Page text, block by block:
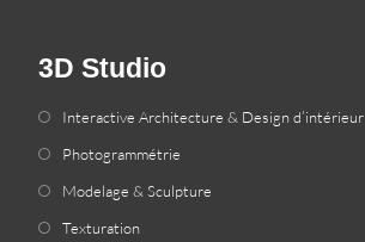
3D Studio
Interactive Architecture & Design d’intérieur
Photogrammétrie
Modelage & Sculpture
Texturation